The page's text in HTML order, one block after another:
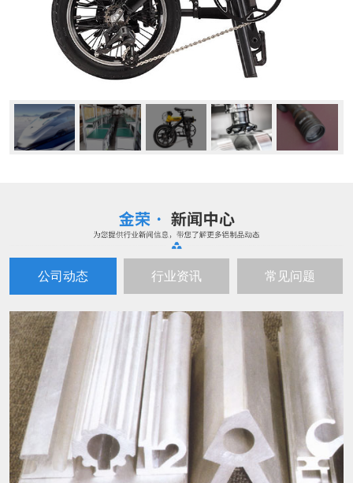
公司动态 行业资讯 常见问题
30
2024-08
一种铝型材自动上料切割装置制造方法及图纸
本实用新型专利技术涉及铝型材加工
技术领域，尤其是指一种铝型材自动上料
切割装置，包括机台、上料箱、推动气